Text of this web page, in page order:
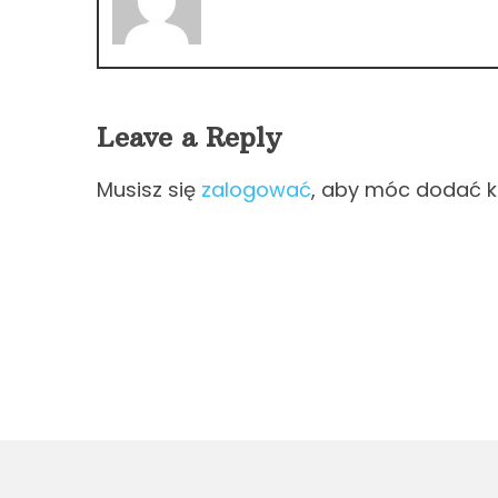
Leave a Reply
Musisz się zalogować, aby móc dodać